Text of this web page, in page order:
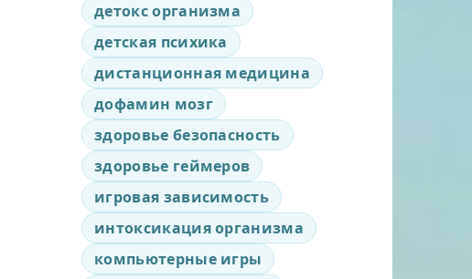
детокс организма
детская психика
дистанционная медицина
дофамин мозг
здоровье безопасность
здоровье геймеров
игровая зависимость
интоксикация организма
компьютерные игры